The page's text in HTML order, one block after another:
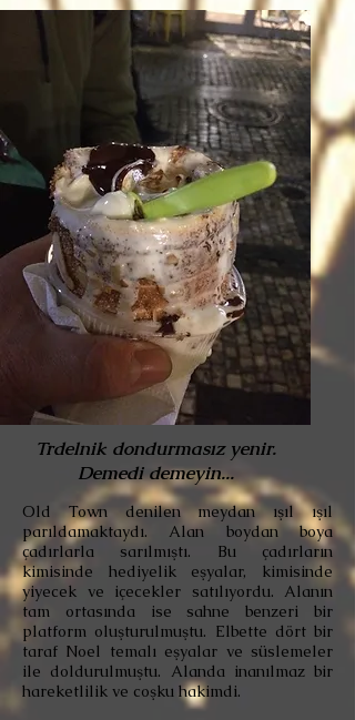
Trdelnik dondurmasız yenir.
Demedi demeyin...
Old Town denilen meydan ışıl ışıl
parıldamaktaydı. Alan boydan boya
çadırlarla sarılmıştı. Bu çadırların
kimisinde hediyelik eşyalar, kimisinde
yiyecek ve içecekler satılıyordu. Alanın
tam ortasında ise sahne benzeri bir
platform oluşturulmuştu. Elbette dört bir
taraf Noel temalı eşyalar ve süslemeler
ile doldurulmuştu. Alanda inanılmaz bir
hareketlilik ve coşku hakimdi.